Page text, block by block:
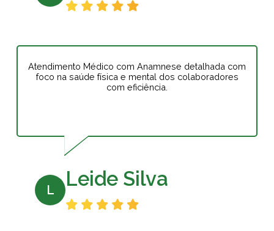
Atendimento Médico com Anamnese detalhada com
foco na saúde física e mental dos colaboradores
com eficiência.
L Leide Silva